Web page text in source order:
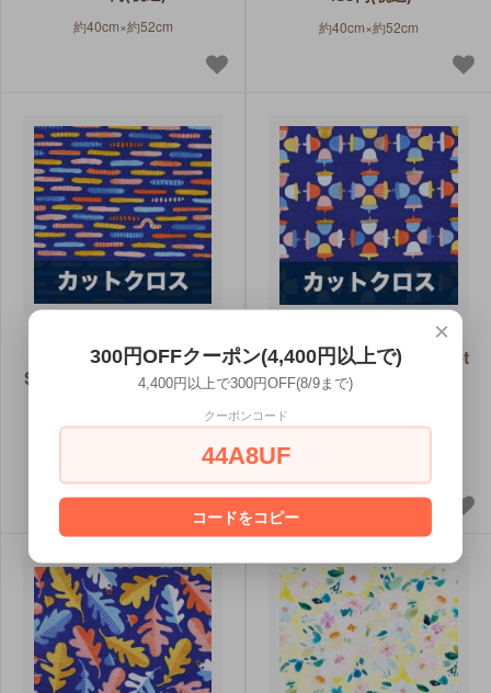
約40cm×約52cm 約40cm×約52cm
Windham Fabrics
Sweet Oak 51310-1 Inch
カットクロス
Windham Fabrics Sweet
Oak 51308-1 Acorns
×
300円OFFクーポン(4,400円以上で)
4,400円以上で300円OFF(8/9まで)
クーポンコード
44A8UF
コードをコピー